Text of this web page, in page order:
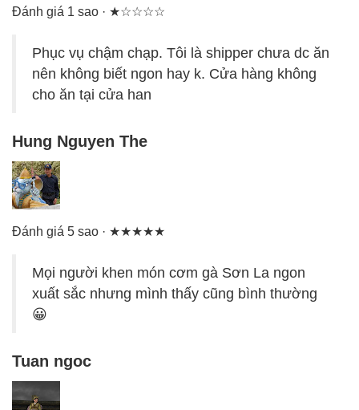
Đánh giá 1 sao · ★☆☆☆☆
Phục vụ chậm chạp. Tôi là shipper chưa dc ăn
nên không biết ngon hay k. Cửa hàng không
cho ăn tại cửa han
Hung Nguyen The
Đánh giá 5 sao · ★★★★★
Mọi người khen món cơm gà Sơn La ngon
xuất sắc nhưng mình thấy cũng bình thường
😀
Tuan ngoc